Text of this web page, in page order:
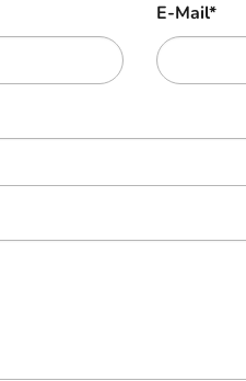
E-Mail*